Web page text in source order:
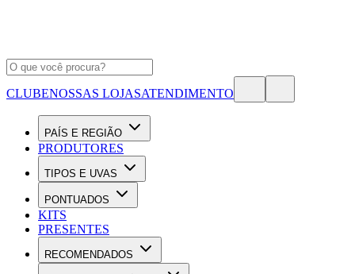
CLUBENOSSAS LOJASATENDIMENTO
PAÍS E REGIÃO
PRODUTORES
TIPOS E UVAS
PONTUADOS
KITS
PRESENTES
RECOMENDADOS